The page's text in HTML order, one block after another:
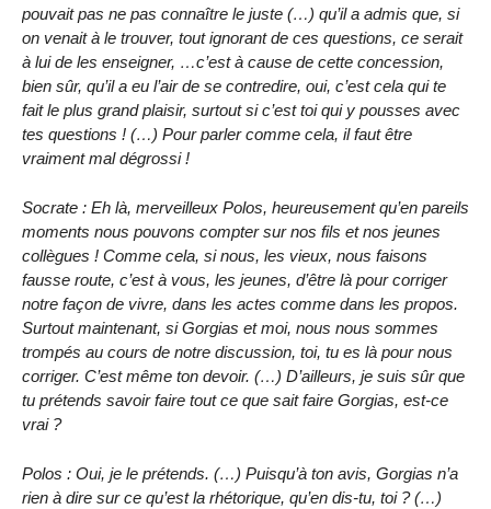
pouvait pas ne pas connaître le juste (…) qu’il a admis que, si
on venait à le trouver, tout ignorant de ces questions, ce serait
à lui de les enseigner, …c’est à cause de cette concession,
bien sûr, qu’il a eu l’air de se contredire, oui, c’est cela qui te
fait le plus grand plaisir, surtout si c’est toi qui y pousses avec
tes questions ! (…) Pour parler comme cela, il faut être
vraiment mal dégrossi !
Socrate : Eh là, merveilleux Polos, heureusement qu’en pareils
moments nous pouvons compter sur nos fils et nos jeunes
collègues ! Comme cela, si nous, les vieux, nous faisons
fausse route, c’est à vous, les jeunes, d’être là pour corriger
notre façon de vivre, dans les actes comme dans les propos.
Surtout maintenant, si Gorgias et moi, nous nous sommes
trompés au cours de notre discussion, toi, tu es là pour nous
corriger. C’est même ton devoir. (…) D’ailleurs, je suis sûr que
tu prétends savoir faire tout ce que sait faire Gorgias, est-ce
vrai ?
Polos : Oui, je le prétends. (…) Puisqu’à ton avis, Gorgias n’a
rien à dire sur ce qu’est la rhétorique, qu’en dis-tu, toi ? (…)